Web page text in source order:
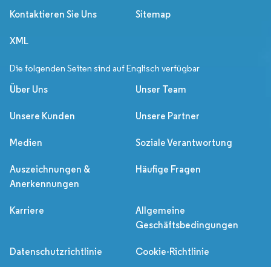
Kontaktieren Sie Uns Sitemap
XML
Die folgenden Seiten sind auf Englisch verfügbar
Über Uns Unser Team
Unsere Kunden Unsere Partner
Medien Soziale Verantwortung
Auszeichnungen &
Anerkennungen
Häufige Fragen
Karriere
Allgemeine
Geschäftsbedingungen
Datenschutzrichtlinie Cookie-Richtlinie